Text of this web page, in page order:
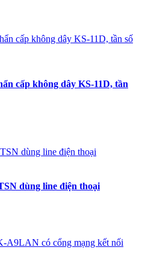
cấp không dây KS-11D, tần
dùng line điện thoại